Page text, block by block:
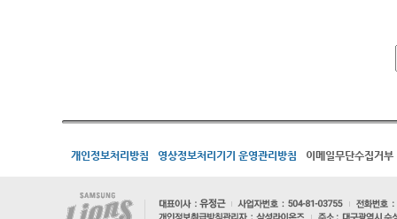
개인정보처리방침 영상정보처리기기 운영관리방침 이메일무단수집거부